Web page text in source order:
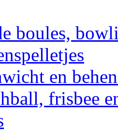
boules,
en
frisbee